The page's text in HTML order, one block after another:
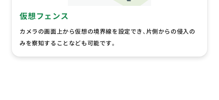
仮想フェンス
カメラの画面上から仮想の境界線を設定でき、片側からの侵入の
みを察知することなども可能です。